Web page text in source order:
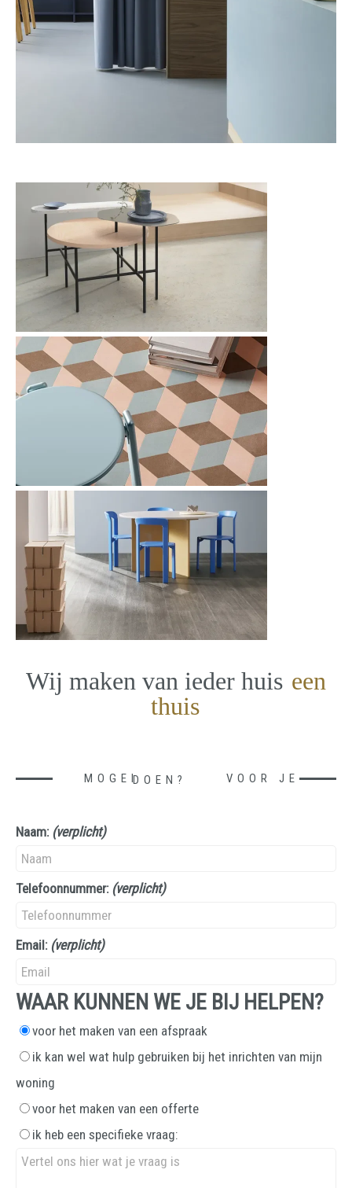
Wij maken van ieder huis een
thuis
MOGEN WE IETS VOOR JE DOEN?
Naam: (verplicht)
Telefoonnummer: (verplicht)
Email: (verplicht)
WAAR KUNNEN WE JE BIJ HELPEN?
voor het maken van een afspraak
ik kan wel wat hulp gebruiken bij het inrichten van mijn
woning
voor het maken van een offerte
ik heb een specifieke vraag: